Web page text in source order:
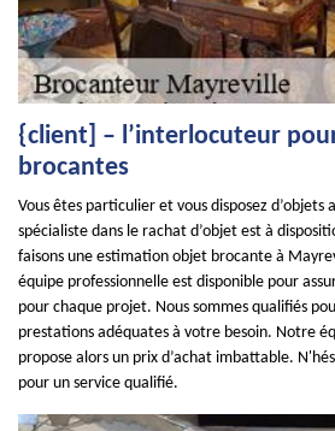
{client] – l’interlocuteur
brocantes
Vous êtes particulier et vous disposez d’objets
spécialiste dans le rachat d’objet est à
faisons une estimation objet brocante à
équipe professionnelle est disponible pour
pour chaque projet. Nous sommes qualifiés
prestations adéquates à votre besoin. Notre
propose alors un prix d’achat imbattable.
pour un service qualifié.